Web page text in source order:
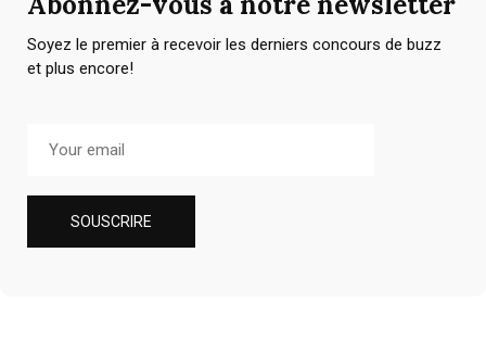
Soyez le premier à recevoir les derniers concours de buzz
et plus encore!